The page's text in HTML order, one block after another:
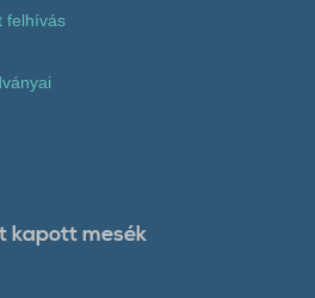
felhívás
kapott mesék